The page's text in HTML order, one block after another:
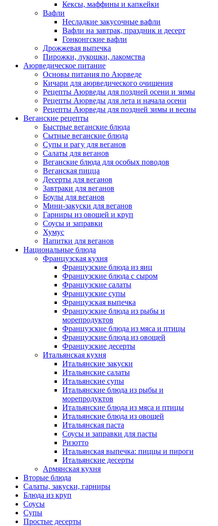
Кексы, маффины и капкейки
Вафли
Несладкие закусочные вафли
Вафли на завтрак, праздник и десерт
Гонконгские вафли
Дрожжевая выпечка
Пирожки, лукошки, лакомства
Аюрведическое питание
Основы питания по Аюрведе
Кичари для аюрведического очищения
Рецепты Аюрведы для поздней осени и зимы
Рецепты Аюрведы для лета и начала осени
Рецепты Аюрведы для поздней зимы и весны
Веганские рецепты
Быстрые веганские блюда
Сытные веганские блюда
Супы и рагу для веганов
Салаты для веганов
Веганские блюда для особых поводов
Веганская пицца
Десерты для веганов
Завтраки для веганов
Боулы для веганов
Мини-закуски для веганов
Гарниры из овощей и круп
Соусы и заправки
Хумус
Напитки для веганов
Национальные блюда
Французская кухня
Французские блюда из яиц
Французские блюда с сыром
Французские салаты
Французские супы
Французская выпечка
Французские блюда из рыбы и
морепродуктов
Французские блюда из мяса и птицы
Французские блюда из овощей
Французские десерты
Итальянская кухня
Итальянские закуски
Итальянские салаты
Итальянские супы
Итальянские блюда из рыбы и
морепродуктов
Итальянские блюда из мяса и птицы
Итальянские блюда из овощей
Итальянская паста
Соусы и заправки для пасты
Ризотто
Итальянская выпечка: пиццы и пироги
Итальянские десерты
Армянская кухня
Вторые блюда
Салаты, закуски, гарниры
Блюда из круп
Соусы
Супы
Простые десерты